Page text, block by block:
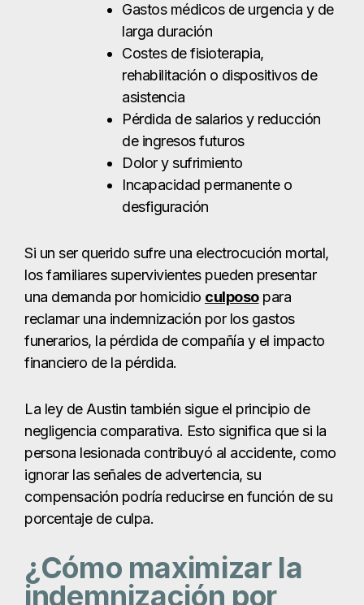
Gastos médicos de urgencia y de
larga duración
Costes de fisioterapia,
rehabilitación o dispositivos de
asistencia
Pérdida de salarios y reducción
de ingresos futuros
Dolor y sufrimiento
Incapacidad permanente o
desfiguración
Si un ser querido sufre una electrocución mortal,
los familiares supervivientes pueden presentar
una demanda por homicidio culposopara
reclamar una indemnización por los gastos
funerarios, la pérdida de compañía y el impacto
financiero de la pérdida.
La ley de Austin también sigue el principio de
negligencia comparativa. Esto significa que si la
persona lesionada contribuyó al accidente, como
ignorar las señales de advertencia, su
compensación podría reducirse en función de su
porcentaje de culpa.
¿Cómo maximizar la
indemnización por